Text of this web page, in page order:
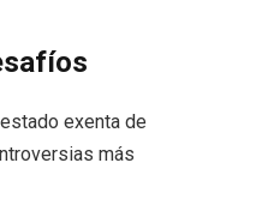
exenta de
más